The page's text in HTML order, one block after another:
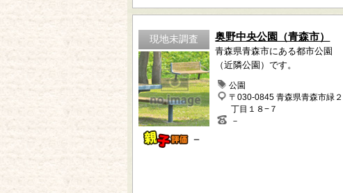
現地未調査
－
奥野中央公園（青森市）
青森県青森市にある都市公園
（近隣公園）です。
公園
〒030-0845 青森県青森市緑２
丁目１８−７
－